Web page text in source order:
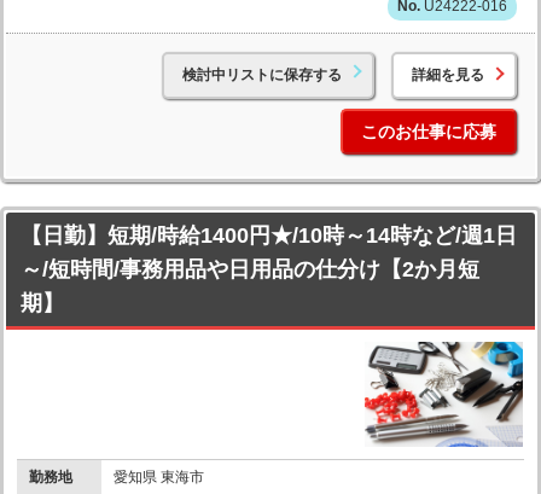
U24222-016
検討中リストに保存する 詳細を見る
このお仕事に応募
【日勤】短期/時給1400円★/10時～14時など/週1日
～/短時間/事務用品や日用品の仕分け【2か月短
期】
勤務地 愛知県 東海市